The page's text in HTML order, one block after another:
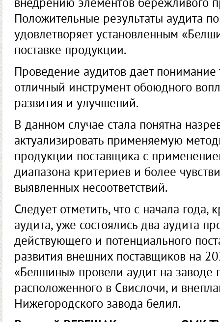
внедрению элементов бережливого
Положительные результаты аудита
удовлетворяет установленным
поставке продукции.
Проведение аудитов дает понимание
отличный инструмент обоюдного
развития и улучшений.
В данном случае стала понятна
актуализировать применяемую
продукции поставщика с
диапазона критериев и более
выявленных несоответствий.
Следует отметить, что с начала
аудита, уже состоялись два аудита
действующего и потенциального
развития внешних поставщиков на
«Белшины» провели аудит на заводе
расположенного в Свислочи, и
Нижегородского завода белил.